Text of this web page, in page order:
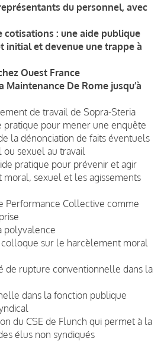
du personnel, avec
cotisations : une aide publique
initial et devenue une trappe à
Ouest France
Maintenance De Rome jusqu’à
de travail de Sopra-Steria
pratique pour mener une enquête
la dénonciation de faits éventuels
sexuel au travail
pratique pour prévenir et agir
sexuel et les agissements
Performance Collective comme
polyvalence
sur le harcèlement moral
de rupture conventionnelle dans la
dans la fonction publique
du CSE de Flunch qui permet à la
élus non syndiqués